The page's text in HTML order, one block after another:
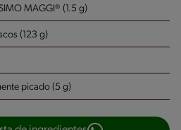
MAGGI® (1.5 g)
(123 g)
picado (5 g)